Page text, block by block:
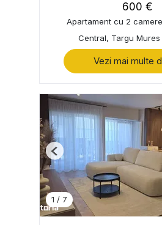
600 €
Apartament cu 2
Central, Targu Mures
Vezi mai multe
1 / 7
Previous